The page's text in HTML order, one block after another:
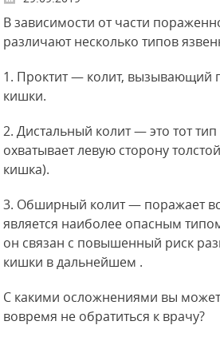
В зависимости от части
различают несколько типов
1. Проктит — колит, вызывающий
кишки.
2. Дистальный колит — это тот
охватывает левую сторону
кишка).
3. Обширный колит — поражает
является наиболее опасным
он связан с повышенный риск
кишки в дальнейшем .
С какими осложнениями вы
вовремя не обратиться к врачу?